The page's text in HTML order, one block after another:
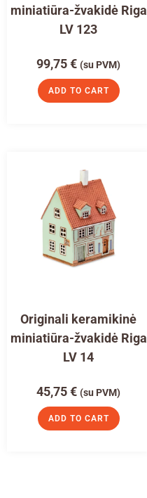
miniatiūra-žvakidė Riga
LV 123
99,75€ (su PVM)
ADD TO CART
Originali keramikinė
miniatiūra-žvakidė Riga
LV 14
45,75€ (su PVM)
ADD TO CART